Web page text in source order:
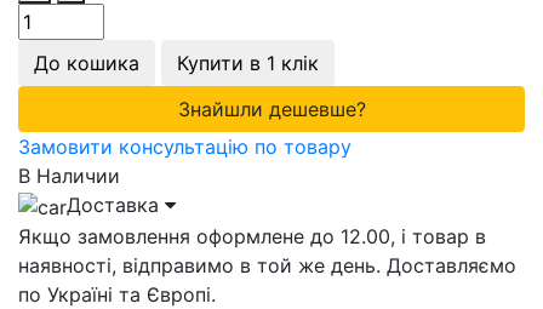
До кошика
Купити в 1 клік
Знайшли дешевше?
Замовити консультацію по товару
В Наличии
Доставка
Якщо замовлення оформлене до 12.00, і товар в
наявності, відправимо в той же день. Доставляємо
по Україні та Європі.